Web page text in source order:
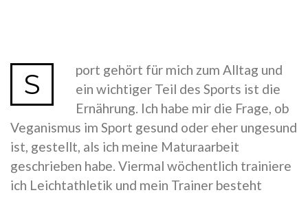
S
port gehört für mich zum Alltag und
ein wichtiger Teil des Sports ist die
Ernährung. Ich habe mir die Frage, ob
Veganismus im Sport gesund oder eher ungesund
ist, gestellt, als ich meine Maturaarbeit
geschrieben habe. Viermal wöchentlich trainiere
ich Leichtathletik und mein Trainer besteht